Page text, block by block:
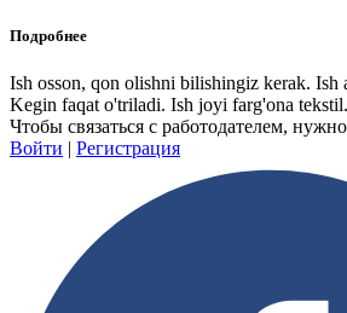
Подробнее
Ish osson, qon olishni bilishingiz kerak. Ish
Kegin faqat o'triladi. Ish joyi farg'ona tekstil.
Чтобы связаться с работодателем, нужно
Войти | Регистрация